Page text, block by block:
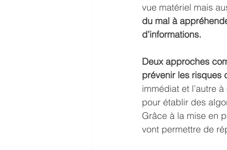
vue matériel mais
du mal à
d’informations.
Deux approches
prévenir les risques
immédiat et l’autre
pour établir des
Grâce à la mise en
vont permettre de